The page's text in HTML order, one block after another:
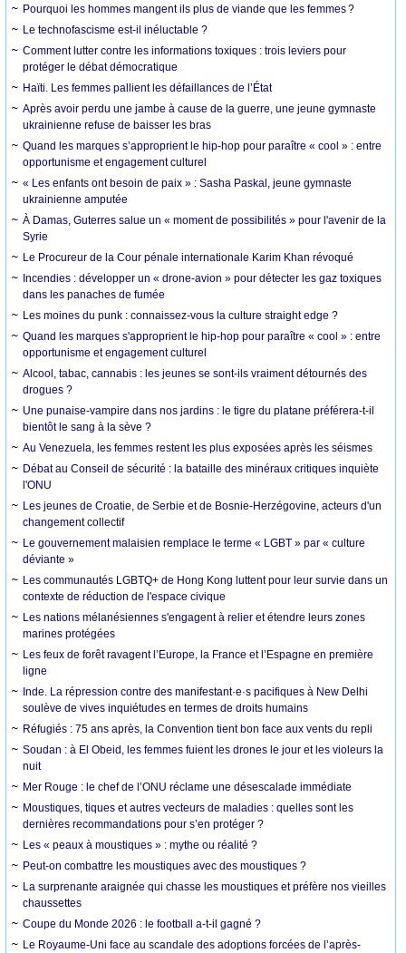
Pourquoi les hommes mangent ils plus de viande que les femmes ?
Le technofascisme est-il inéluctable ?
Comment lutter contre les informations toxiques : trois leviers pour
protéger le débat démocratique
Haïti. Les femmes pallient les défaillances de l’État
Après avoir perdu une jambe à cause de la guerre, une jeune gymnaste
ukrainienne refuse de baisser les bras
Quand les marques s’approprient le hip-hop pour paraître « cool » : entre
opportunisme et engagement culturel
« Les enfants ont besoin de paix » : Sasha Paskal, jeune gymnaste
ukrainienne amputée
À Damas, Guterres salue un « moment de possibilités » pour l'avenir de la
Syrie
Le Procureur de la Cour pénale internationale Karim Khan révoqué
Incendies : développer un « drone-avion » pour détecter les gaz toxiques
dans les panaches de fumée
Les moines du punk : connaissez-vous la culture straight edge ?
Quand les marques s'approprient le hip-hop pour paraître « cool » : entre
opportunisme et engagement culturel
Alcool, tabac, cannabis : les jeunes se sont-ils vraiment détournés des
drogues ?
Une punaise-vampire dans nos jardins : le tigre du platane préférera-t-il
bientôt le sang à la sève ?
Au Venezuela, les femmes restent les plus exposées après les séismes
Débat au Conseil de sécurité : la bataille des minéraux critiques inquiète
l'ONU
Les jeunes de Croatie, de Serbie et de Bosnie-Herzégovine, acteurs d'un
changement collectif
Le gouvernement malaisien remplace le terme « LGBT » par « culture
déviante »
Les communautés LGBTQ+ de Hong Kong luttent pour leur survie dans un
contexte de réduction de l'espace civique
Les nations mélanésiennes s'engagent à relier et étendre leurs zones
marines protégées
Les feux de forêt ravagent l’Europe, la France et l’Espagne en première
ligne
Inde. La répression contre des manifestant·e·s pacifiques à New Delhi
soulève de vives inquiétudes en termes de droits humains
Réfugiés : 75 ans après, la Convention tient bon face aux vents du repli
Soudan : à El Obeid, les femmes fuient les drones le jour et les violeurs la
nuit
Mer Rouge : le chef de l’ONU réclame une désescalade immédiate
Moustiques, tiques et autres vecteurs de maladies : quelles sont les
dernières recommandations pour s’en protéger ?
Les « peaux à moustiques » : mythe ou réalité ?
Peut-on combattre les moustiques avec des moustiques ?
La surprenante araignée qui chasse les moustiques et préfère nos vieilles
chaussettes
Coupe du Monde 2026 : le football a-t-il gagné ?
Le Royaume-Uni face au scandale des adoptions forcées de l’après-